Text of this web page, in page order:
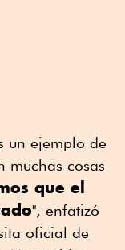
un ejemplo de
muchas cosas
que el
", enfatizó
oficial de